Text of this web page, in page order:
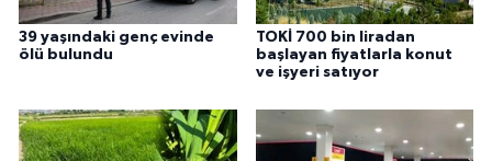
39 yaşındaki genç evinde
ölü bulundu
TOKİ 700 bin liradan
başlayan fiyatlarla konut
ve işyeri satıyor